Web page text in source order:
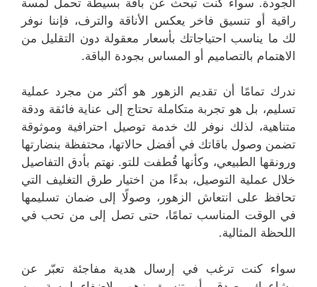
راقية أو تنسيق فاخر يعكس الأناقة والترف، فإننا نوفر
لك ما يناسب احتياجاتك بأسعار معقولة دون التقليل من
الاهتمام بالتصاميم أو المساس بجودة الباقة.
ندرك تمامًا أن تقديم الزهور هو أكثر من مجرد عملية
تسليم، بل هو تجربة متكاملة تحتاج إلى عناية فائقة ودقة
متناهية، لذلك نوفر لك خدمة توصيل احترافية وموثوقة
تضمن وصول باقاتك في أفضل حالاتها، محتفظة بنضارتها
ورونقها الطبيعي، وكأنها قُطفت للتو. نهتم بأدق التفاصيل
خلال عملية التوصيل، بدءًا من اختيار طرق التغليف التي
تحافظ على انتعاش الزهور، وصولًا إلى ضمان تسليمها
في الوقت المناسب تمامًا، حتى تصل إلى من تحب في
اللحظة المثالية.
سواء كنت ترغب في إرسال هدية مفاجئة تعبّر عن